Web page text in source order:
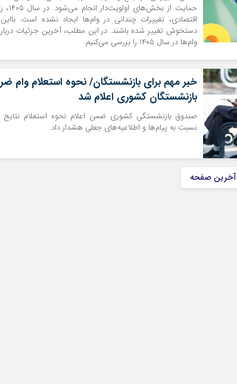
اقتصادی، تغییرات چندانی در وام‌ها ایجاد نشده است.
دستخوش تغییر شده باشند. در این مطلب، آخرین جزئیات
وام‌ها در سال ۱۴۰۵ را بررسی می‌کنیم.
بازنشستگان کشوری اعلام شد
نسبت به پیام‌ها و اطلاعیه‌های جعلی هشدار داد.
آخرین صفحه